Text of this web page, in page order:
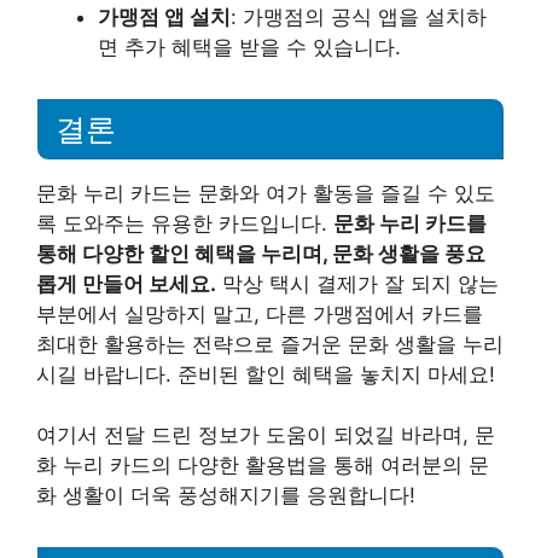
가맹점 앱 설치: 가맹점의 공식 앱을 설치하
면 추가 혜택을 받을 수 있습니다.
결론
문화 누리 카드는 문화와 여가 활동을 즐길 수 있도
록 도와주는 유용한 카드입니다. 문화 누리 카드를
통해 다양한 할인 혜택을 누리며, 문화 생활을 풍요
롭게 만들어 보세요. 막상 택시 결제가 잘 되지 않는
부분에서 실망하지 말고, 다른 가맹점에서 카드를
최대한 활용하는 전략으로 즐거운 문화 생활을 누리
시길 바랍니다. 준비된 할인 혜택을 놓치지 마세요!
여기서 전달 드린 정보가 도움이 되었길 바라며, 문
화 누리 카드의 다양한 활용법을 통해 여러분의 문
화 생활이 더욱 풍성해지기를 응원합니다!